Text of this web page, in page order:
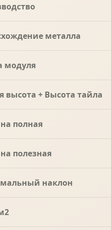
металла
модуля
высота + Высота тайла
полная
полезная
наклон